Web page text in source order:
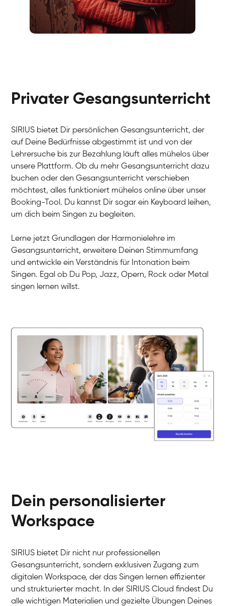
Gesang / Vocal
Anna
Gesang / Vocal
Gesang / Vocal
Gesang / Vocal
Gesang / Vocal
Gesang / Vocal
Gesang / Vocal
Gesang / Vocal
Gesang / Vocal
Gesang / Vocal
Gesang / Vocal
Gesang / Vocal
Privater Gesangsunterricht
SIRIUS bietet Dir persönlichen Gesangsunterricht, der
auf Deine Bedürfnisse abgestimmt ist und von der
Lehrersuche bis zur Bezahlung läuft alles mühelos über
unsere Plattform. Ob du mehr Gesangsunterricht dazu
buchen oder den Gesangsunterricht verschieben
möchtest, alles funktioniert mühelos online über unser
Booking-Tool. Du kannst Dir sogar ein Keyboard leihen,
um dich beim Singen zu begleiten.
Lerne jetzt Grundlagen der Harmonielehre im
Gesangsunterricht, erweitere Deinen Stimmumfang
und entwickle ein Verständnis für Intonation beim
Singen. Egal ob Du Pop, Jazz, Opern, Rock oder Metal
singen lernen willst.
Dein personalisierter
Workspace
SIRIUS bietet Dir nicht nur professionellen
Gesangsunterricht, sondern exklusiven Zugang zum
digitalen Workspace, der das Singen lernen effizienter
und strukturierter macht. In der SIRIUS Cloud findest Du
alle wichtigen Materialien und gezielte Übungen Deines